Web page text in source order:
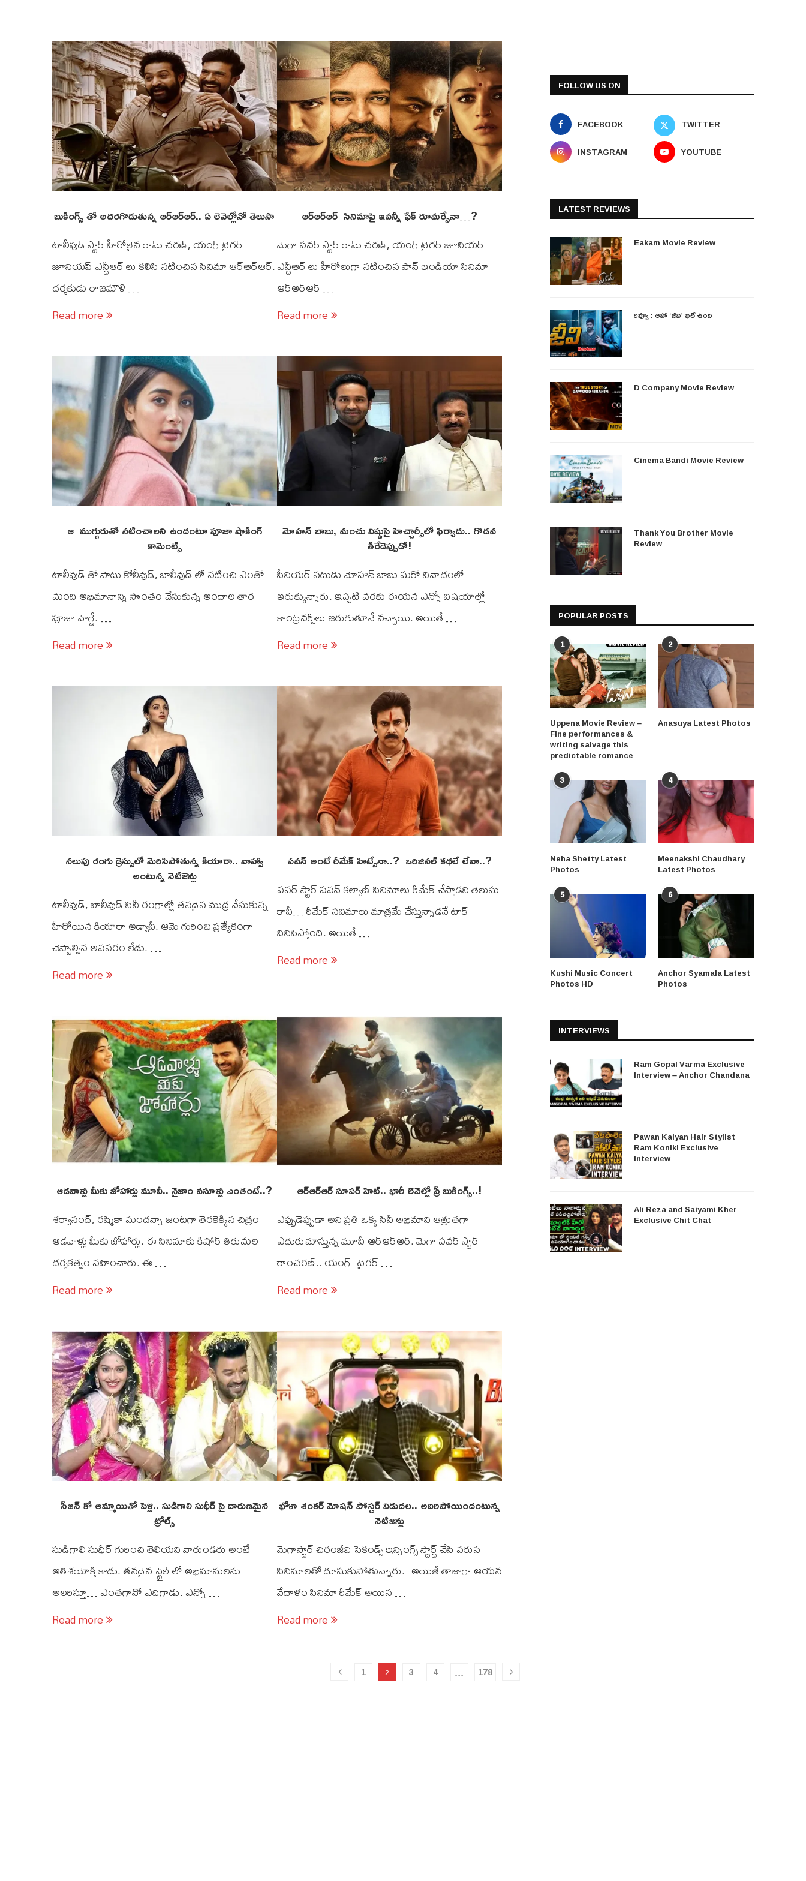
బుకింగ్స్ తో అదరగొడుతున్న ఆర్ఆర్ఆర్.. ఏ లెవెల్లోనో తెలుసా
టాలీవుడ్ స్టార్ హీరోలైన రామ్ చరణ్, యంగ్ టైగర్
జూనియప్ ఎన్టీఆర్ లు కలిసి నటించిన సినిమా ఆర్ఆర్ఆర్.
దర్శకుడు రాజమౌళి …
Read more
ఆర్ఆర్ఆర్ సినిమాపై ఇవన్నీ ఫేక్ రూమర్సేనా…?
మెగా పవర్ స్టార్ రామ్ చరణ్, యంగ్ టైగర్ జూనియర్
ఎన్టీఆర్ లు హీరోలుగా నటించిన పాన్ ఇండియా సినిమా
ఆర్ఆర్ఆర్ …
Read more
ఆ ముగ్గురుతో నటించాలని ఉందంటూ పూజా షాకింగ్
కామెంట్స్
టాలీవుడ్ తో పాటు కోలీవుడ్, బాలీవుడ్ లో నటించి ఎంతో
మంది అభిమానాన్ని సొంతం చేసుకున్న అందాల తార
పూజా హెగ్డే. …
Read more
మోహన్ బాబు, మంచు విష్ణుపై హెచ్చార్సీలో ఫిర్యాదు.. గొడవ
తీరేదెప్పుడో!
సీనియర్ నటుడు మోహన్ బాబు మరో వివాదంలో
ఇరుక్కున్నారు. ఇప్పటి వరకు ఈయన ఎన్నో విషయాల్లో
కాంట్రవర్సీలు జరుగుతూనే వచ్చాయి. అయితే …
Read more
నలుపు రంగు డ్రెస్సులో మెరిసిపోతున్న కియారా.. వాహ్వా
అంటున్న నెటిజెన్లు
టాలీవుడ్, బాలీవుడ్ సినీ రంగాల్లో తనదైన ముద్ర వేసుకున్న
హీరోయిన కియారా అడ్వానీ. ఆమె గురించి ప్రత్యేకంగా
చెప్పాల్సిన అవసరం లేదు. …
Read more
పవన్ అంటే రీమేక్ హిట్సేనా..? ఒరిజినల్ కథలే లేవా..?
పవర్ స్టార్ పవన్ కల్యాణ్ సినిమాలు రీమేక్ చేస్తాడని తెలుసు
కానీ… రీమేక్ సనిమాలు మాత్రమే చేస్తున్నాడనే టాక్
వినిపిస్తోంది. అయితే …
Read more
ఆడవాళ్లు మీకు జోహార్లు మూవీ.. నైజాం వసూళ్లు ఎంతంటే..?
శర్వానంద్, రష్మికా మందన్నా జంటగా తెరకెక్కిన చిత్రం
ఆడవాళ్లు మీకు జోహార్లు. ఈ సినిమాకు కిషోర్ తిరుమల
దర్శకత్వం వహించారు. ఈ …
Read more
ఆర్ఆర్ఆర్ సూపర్ హిట్.. భారీ లెవెల్లో ప్రీ బుకింగ్స్..!
ఎప్పుడెప్పుడా అని ప్రతి ఒక్క సినీ అభిమాని ఆత్రుతగా
ఎదురుచూస్తున్న మూవీ ఆర్ఆర్ఆర్. మెగా పవర్ స్టార్
రాంచరణ్.. యంగ్ టైగర్ …
Read more
సీజన్ కో అమ్మాయితో పెళ్లి.. సుడిగాలి సుధీర్ పై దారుణమైన
ట్రోల్స్
సుడిగాలి సుధీర్ గురించి తెలియని వారుండరు అంటే
అతిశయోక్తి కాదు. తనదైన స్టైల్ లో అభిమానులను
అలరిస్తూ… ఎంతగానో ఎదిగాడు. ఎన్నో …
Read more
భోళా శంకర్ మోషన్ పోస్టర్ విడుదల.. అదిరిపోయిందంటున్న
నెటిజన్లు
మెగాస్టార్ చిరంజీవి సెకండ్స్ ఇన్నింగ్స్ స్టార్ట్ చేసి వరుస
సినిమాలతో దూసుకుపోతున్నారు. అయితే తాజాగా ఆయన
వేదాళం సినిమా రీమేక్ అయిన …
Read more
1 2 3 4 … 178
FOLLOW US ON
FACEBOOK
TWITTER
INSTAGRAM
YOUTUBE
LATEST REVIEWS
Eakam Movie Review
రివ్యూ : ఆహా ‘జీవి’ భలే ఉంది
D Company Movie Review
Cinema Bandi Movie Review
Thank You Brother Movie
Review
POPULAR POSTS
1
Uppena Movie Review –
Fine performances &
writing salvage this
predictable romance
2
Anasuya Latest Photos
3
Neha Shetty Latest
Photos
4
Meenakshi Chaudhary
Latest Photos
5
Kushi Music Concert
Photos HD
6
Anchor Syamala Latest
Photos
INTERVIEWS
Ram Gopal Varma Exclusive
Interview – Anchor Chandana
Pawan Kalyan Hair Stylist
Ram Koniki Exclusive
Interview
Ali Reza and Saiyami Kher
Exclusive Chit Chat